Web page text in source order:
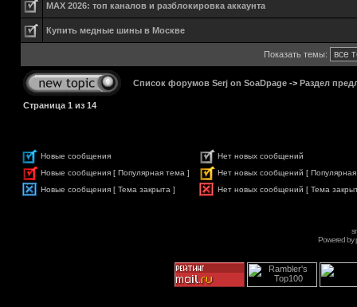
MAX 2026: топ каналов и разблокировка аккаунта
Купить медные шины в Москве
Показать темы:
Список форумов Serj on SoaDpage -> Раздел
Страница 1 из 14
Новые сообщения
Нет новых сообщений
Новые сообщения [ Популярная тема ]
Нет новых сообщений [
Новые сообщения [ Тема закрыта ]
Нет новых сообщений [ Тема
Powered by